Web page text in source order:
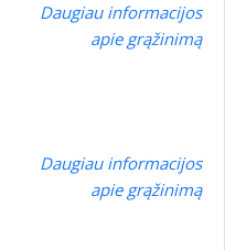
Daugiau informacijos
apie grąžinimą
Daugiau informacijos
apie grąžinimą